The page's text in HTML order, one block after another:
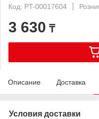
Код: PT-00017604
3 630 ₸
Описание Доставка
Условия доставки